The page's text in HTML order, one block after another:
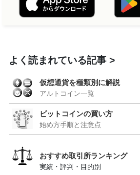
よく読まれている記事
仮想通貨を種類別に解説
アルトコイン一覧
ビットコインの買い方
始め方手順と注意点
おすすめ取引所ランキング
実績・評判・目的別